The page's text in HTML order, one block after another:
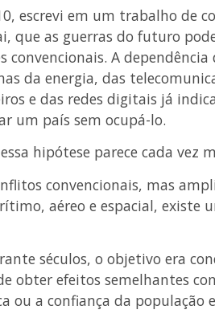
escrevi em um trabalho de
que as guerras do futuro
convencionais. A dependência
da energia, das
e das redes digitais já
um país sem ocupá-lo.
hipótese parece cada vez
convencionais, mas
aéreo e espacial, existe
séculos, o objetivo era
obter efeitos semelhantes
ou a confiança da população